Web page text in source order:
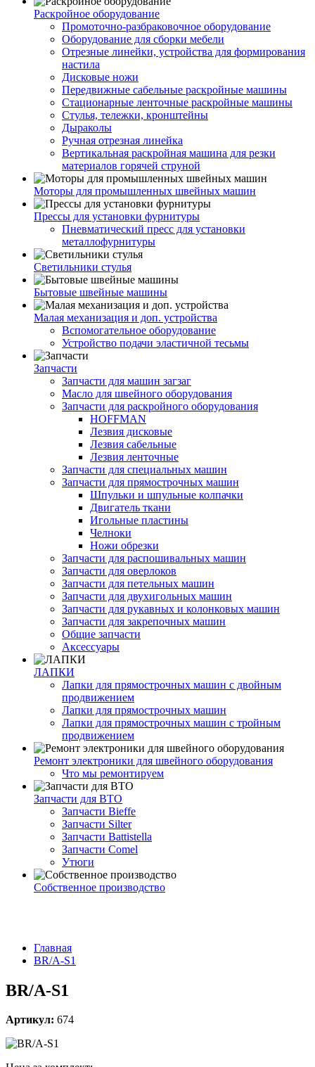
Раскройное оборудование
Промоточно-разбраковочное оборудование
Оборудование для сборки мебели
Отрезные линейки, устройства для формирования
настила
Дисковые ножи
Передвижные сабельные раскройные машины
Стационарные ленточные раскройные машины
Стулья, тележки, кронштейны
Дыраколы
Ручная отрезная линейка
Вертикальная раскройная машина для резки
материалов горячей струной
Моторы для промышленных швейных машин
Прессы для установки фурнитуры
Пневматический пресс для установки
металлофурнитуры
Светильники стулья
Бытовые швейные машины
Малая механизация и доп. устройства
Вспомогательное оборудование
Устройство подачи эластичной тесьмы
Запчасти
Запчасти для машин загзаг
Масло для швейного оборудования
Запчасти для раскройного оборудования
HOFFMAN
Лезвия дисковые
Лезвия сабельные
Лезвия ленточные
Запчасти для специальных машин
Запчасти для прямострочных машин
Шпульки и шпульные колпачки
Двигатель ткани
Игольные пластины
Челноки
Ножи обрезки
Запчасти для распошивальных машин
Запчасти для оверлоков
Запчасти для петельных машин
Запчасти для двухигольных машин
Запчасти для рукавных и колонковых машин
Запчасти для закрепочных машин
Общие запчасти
Аксессуары
ЛАПКИ
Лапки для прямострочных машин с двойным
продвижением
Лапки для прямострочных машин
Лапки для прямострочных машин с тройным
продвижением
Ремонт электроники для швейного оборудования
Что мы ремонтируем
Запчасти для ВТО
Запчасти Bieffe
Запчасти Silter
Запчасти Battistella
Запчасти Comel
Утюги
Собственное производство
Главная
BR/A-S1
BR/A-S1
Артикул: 674